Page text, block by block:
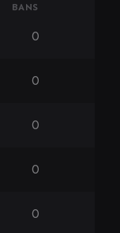
BANS
0
0
0
0
0